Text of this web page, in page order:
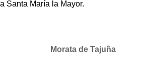
Santa María la Mayor.
Morata de Tajuña